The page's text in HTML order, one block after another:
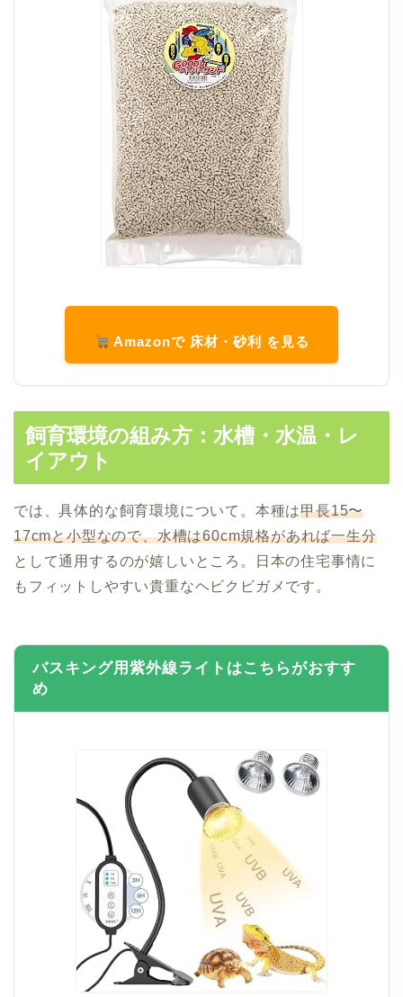
Amazonで 床材・砂利 を見る
飼育環境の組み方：水槽・水温・レ
イアウト
では、具体的な飼育環境について。本種は甲長15〜
17cmと小型なので、水槽は60cm規格があれば一生分
として通用するのが嬉しいところ。日本の住宅事情に
もフィットしやすい貴重なヘビクビガメです。
バスキング用紫外線ライトはこちらがおすす
め